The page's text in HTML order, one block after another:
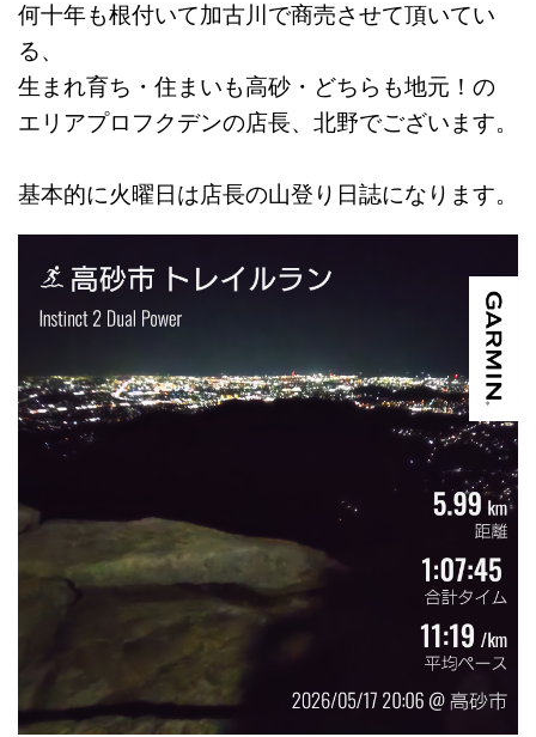
何十年も根付いて加古川で商売させて頂いてい
る、
生まれ育ち・住まいも高砂・どちらも地元！の
エリアプロフクデンの店長、北野でございます。
基本的に火曜日は店長の山登り日誌になります。